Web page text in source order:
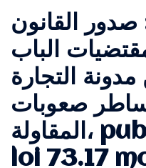
صدور القانون
الباب
التجارة
صعوبات
المقاولة، publication de la
loi 73.17